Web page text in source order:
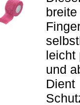
breite
leicht
und
Dient